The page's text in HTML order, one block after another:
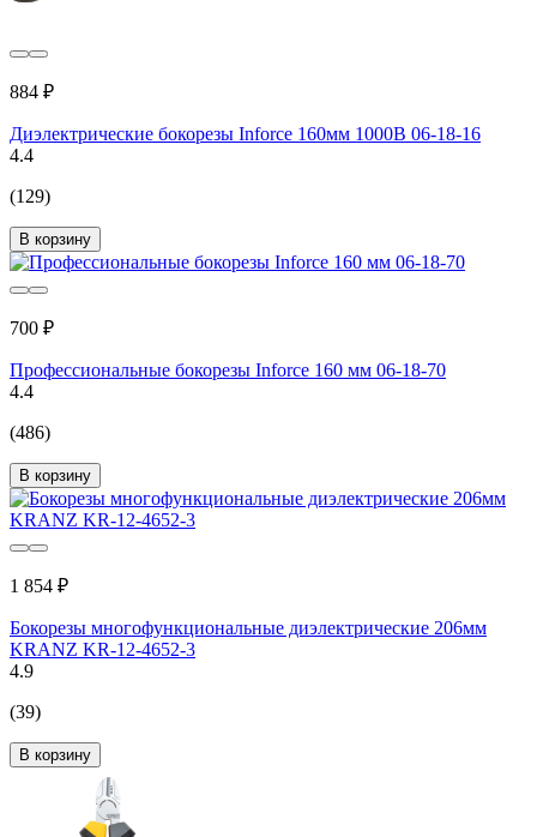
884 ₽
Диэлектрические бокорезы Inforce 160мм 1000В 06-18-16
4.4
(129)
В корзину
700 ₽
Профессиональные бокорезы Inforce 160 мм 06-18-70
4.4
(486)
В корзину
1 854 ₽
Бокорезы многофункциональные диэлектрические 206мм
KRANZ KR-12-4652-3
4.9
(39)
В корзину